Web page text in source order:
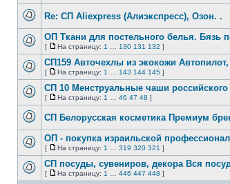
сообщений
На
непрочитанных
сообщений
Re: СП Aliexpress (Алиэкспресс), Озон. .
Нет
непрочитанных
сообщений
ОП Ткани для постельного белья. Бязь
[
На
страницу
На страницу: 1 130 131 132 ]
Нет
непрочитанных
сообщений
СП159 Авточехлы из экокожи
[
На
страницу
На страницу: 1 143 144 145 ]
Нет
сообщений
СП 10 Менструальные чаши российского
[
На
На страницу: 1 46 47 48 ]
непрочитанных
сообщений
CП Белорусская косметика Премиум
Нет
непрочитанных
сообщений
ОП - покупка израильской
[
На
страницу
На страницу: 1 319 320 321 ]
Нет
СП посуды, сувениров, декора Вся
[
На
На страницу: 1 446 447 448 ]